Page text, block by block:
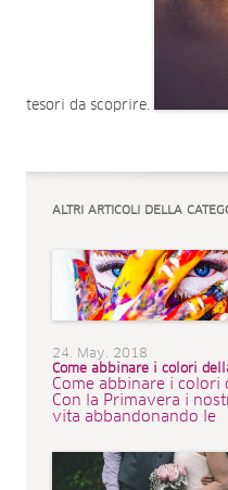
tesori da scoprire.
ALTRI ARTICOLI DELLA
24. May. 2018
Come abbinare i colori
Come abbinare i colori
Con la Primavera i
vita abbandonando le